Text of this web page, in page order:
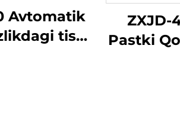
Avtomatik
tish
ZXJD-
Pastki